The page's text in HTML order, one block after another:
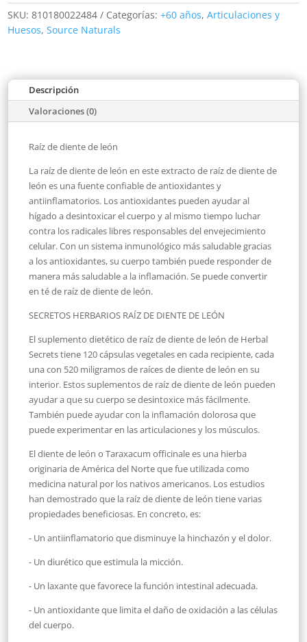
SKU:810180022484 Categorías:+60 años,Articulaciones y
Huesos,Source Naturals
Descripción
Valoraciones (0)
Raíz de diente de león
La raíz de diente de león en este extracto de raíz de diente de
león es una fuente confiable de antioxidantes y
antiinflamatorios. Los antioxidantes pueden ayudar al
hígado a desintoxicar el cuerpo y al mismo tiempo luchar
contra los radicales libres responsables del envejecimiento
celular. Con un sistema inmunológico más saludable gracias
a los antioxidantes, su cuerpo también puede responder de
manera más saludable a la inflamación. Se puede convertir
en té de raíz de diente de león.
SECRETOS HERBARIOS RAÍZ DE DIENTE DE LEÓN
El suplemento dietético de raíz de diente de león de Herbal
Secrets tiene 120 cápsulas vegetales en cada recipiente, cada
una con 520 miligramos de raíces de diente de león en su
interior. Estos suplementos de raíz de diente de león pueden
ayudar a que su cuerpo se desintoxice más fácilmente.
También puede ayudar con la inflamación dolorosa que
puede experimentar en las articulaciones y los músculos.
El diente de león o Taraxacum officinale es una hierba
originaria de América del Norte que fue utilizada como
medicina natural por los nativos americanos. Los estudios
han demostrado que la raíz de diente de león tiene varias
propiedades beneficiosas. En concreto, es:
- Un antiinflamatorio que disminuye la hinchazón y el dolor.
- Un diurético que estimula la micción.
- Un laxante que favorece la función intestinal adecuada.
- Un antioxidante que limita el daño de oxidación a las células
del cuerpo.